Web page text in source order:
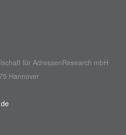
für AdressenResearch mbH
Hannover